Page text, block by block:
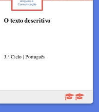
O texto descritivo
3.º Ciclo | Português